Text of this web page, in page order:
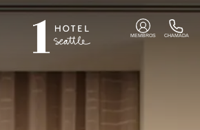
principal
MEMBROS CHAMADA